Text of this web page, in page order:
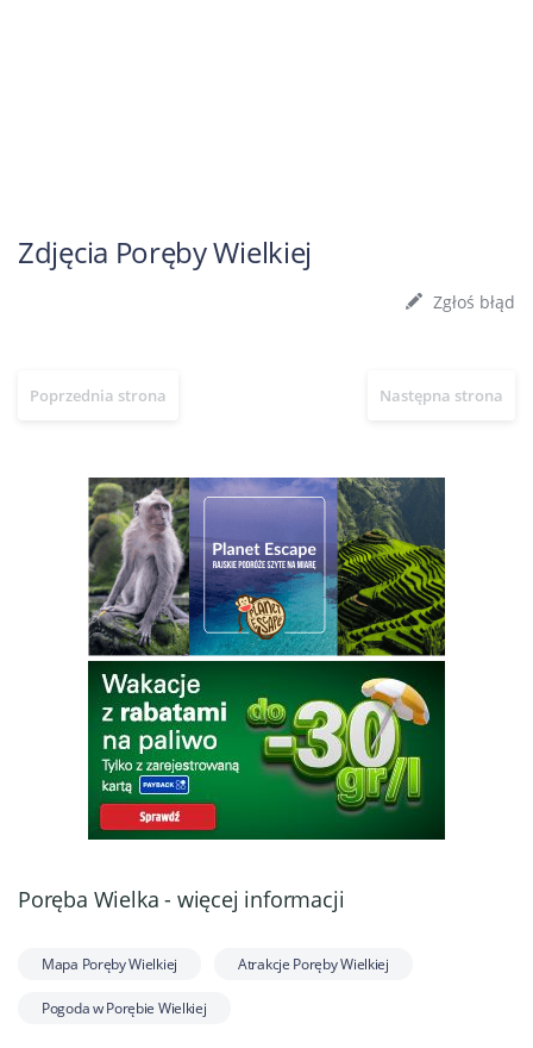
Zdjęcia Poręby Wielkiej
Zgłoś błąd
Poprzednia strona Następna strona
Poręba Wielka - więcej informacji
Mapa Poręby Wielkiej Atrakcje Poręby Wielkiej
Pogoda w Porębie Wielkiej